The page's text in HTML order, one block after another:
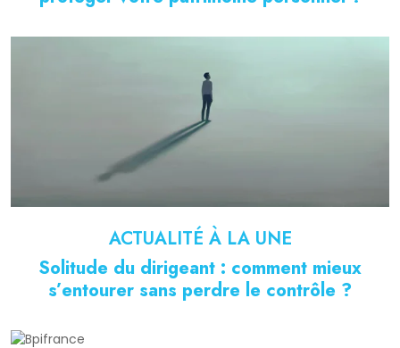
ACTUALITÉ À LA UNE
Solitude du dirigeant : comment mieux
s’entourer sans perdre le contrôle ?